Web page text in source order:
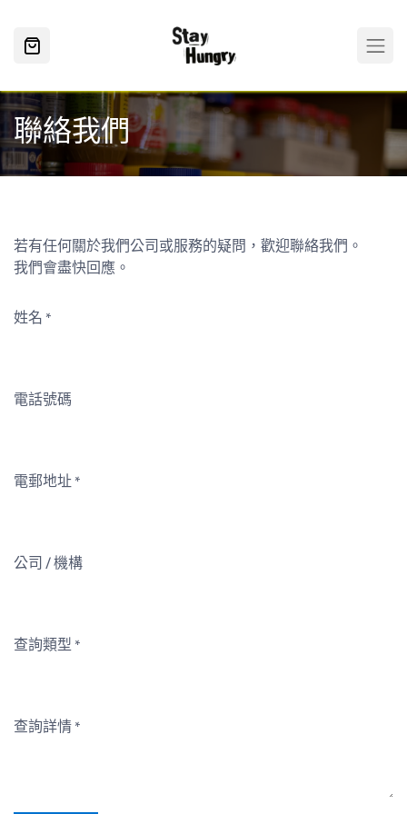
聯絡我們
若有任何關於我們公司或服務的疑問，歡迎聯絡我們。
我們會盡快回應。
姓名 *
電話號碼
電郵地址 *
公司 / 機構
查詢類型 *
查詢詳情 *